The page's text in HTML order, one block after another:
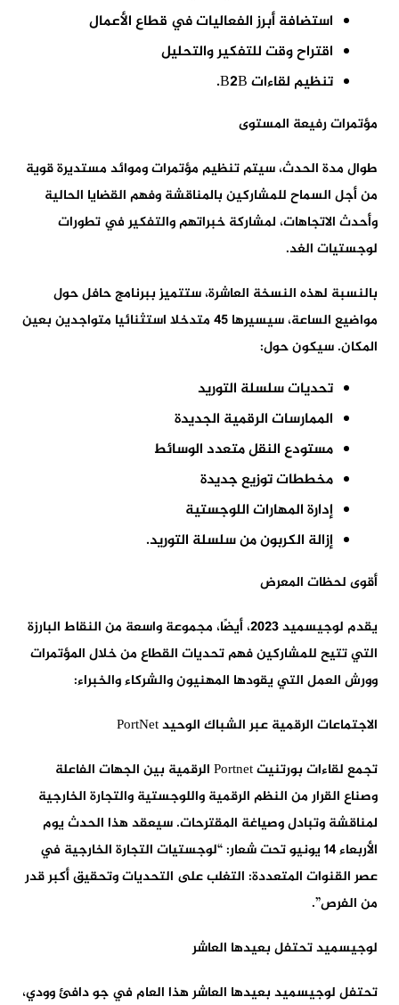
استضافة أبرز الفعاليات في قطاع الأعمال
اقتراح وقت للتفكير والتحليل
تنظيم لقاءات B2B.
مؤتمرات رفيعة المستوى
طوال مدة الحدث، سيتم تنظيم مؤتمرات وموائد مستديرة قوية
من أجل السماح للمشاركين بالمناقشة وفهم القضايا الحالية
وأحدث الاتجاهات، لمشاركة خبراتهم والتفكير في تطورات
لوجستيات الغد.
بالنسبة لهذه النسخة العاشرة، ستتميز ببرنامج حافل حول
مواضيع الساعة، سيسيرها 45 متدخلا استثنائيا متواجدين بعين
المكان. سيكون حول:
تحديات سلسلة التوريد
الممارسات الرقمية الجديدة
مستودع النقل متعدد الوسائط
مخططات توزيع جديدة
إدارة المهارات اللوجستية
إزالة الكربون من سلسلة التوريد.
أقوى لحظات المعرض
يقدم لوجيسميد 2023، أيضًا، مجموعة واسعة من النقاط البارزة
التي تتيح للمشاركين فهم تحديات القطاع من خلال المؤتمرات
وورش العمل التي يقودها المهنيون والشركاء والخبراء:
الاجتماعات الرقمية عبر الشباك الوحيد PortNet
تجمع لقاءات بورتنيت Portnet الرقمية بين الجهات الفاعلة
وصناع القرار من النظم الرقمية واللوجستية والتجارة الخارجية
لمناقشة وتبادل وصياغة المقترحات. سيعقد هذا الحدث يوم
الأربعاء 14 يونيو تحت شعار: “لوجستيات التجارة الخارجية في
عصر القنوات المتعددة: التغلب على التحديات وتحقيق أكبر قدر
من الفرص”.
لوجيسميد تحتفل بعيدها العاشر
تحتفل لوجيسميد بعيدها العاشر هذا العام في جو دافئ وودي،